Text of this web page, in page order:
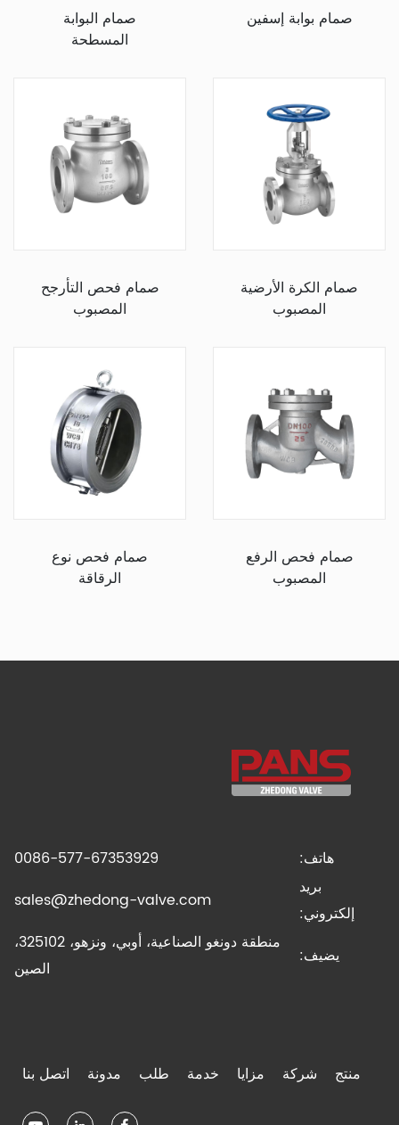
صمام بوابة إسفين
صمام البوابة
المسطحة
صمام الكرة الأرضية
المصبوب
صمام فحص التأرجح
المصبوب
صمام فحص الرفع
المصبوب
صمام فحص نوع
الرقاقة
هاتف:
0086-577-67353929
بريد
إلكتروني:
sales@zhedong-valve.com
يضيف:
منطقة دونغو الصناعية، أوبي، ونزهو، 325102،
الصين
منتج شركة مزايا خدمة طلب مدونة اتصل بنا